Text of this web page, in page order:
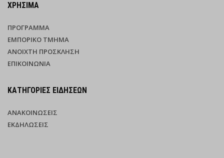
ΧΡΉΣΙΜΑ
ΠΡΌΓΡΑΜΜΑ
ΕΜΠΟΡΙΚΌ ΤΜΉΜΑ
ΑΝΟΙΧΤΉ ΠΡΌΣΚΛΗΣΗ
ΕΠΙΚΟΙΝΩΝΊΑ
ΚΑΤΗΓΟΡΊΕΣ ΕΙΔΉΣΕΩΝ
ΑΝΑΚΟΙΝΏΣΕΙΣ
ΕΚΔΗΛΏΣΕΙΣ